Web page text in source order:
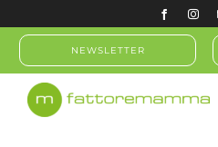
contenuto
NEWSLETTER